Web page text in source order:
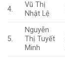
4.
Vũ Thị
Nhật Lệ
5.
Nguyễn
Thị Tuyết
Minh